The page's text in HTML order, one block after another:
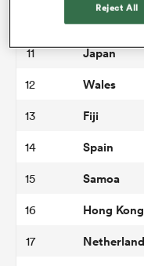
South
11 Japan
12 Wales
13 Fiji
14 Spain
15 Samoa
16 Hong
17
Reject All